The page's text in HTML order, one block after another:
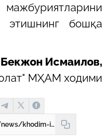
этишнинг бошқа
Бекжон Исмаилов,
МҲАМ ходими
https://hudud24.uz/news/khodim-ishlamaiotgan-davrlar-kachon-dam-olish-vakti-khisoblanmaidi